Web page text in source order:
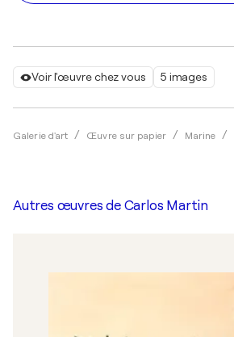
Voir l'œuvre chez vous 5 images
Galerie d'art Œuvre sur papier Marine
Autres œuvres de Carlos Martin